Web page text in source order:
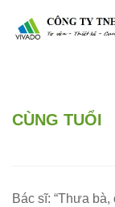
CÙNG TUỔI
Bác sĩ: “Thưa